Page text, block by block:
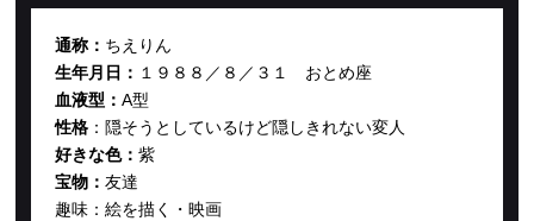
通称： ちえりん
生年月日： １９８８／８／３１ おとめ座
血液型：A型
性格： 隠そうとしているけど隠しきれない変人
好きな色：紫
宝物：友達
趣味：絵を描く・映画